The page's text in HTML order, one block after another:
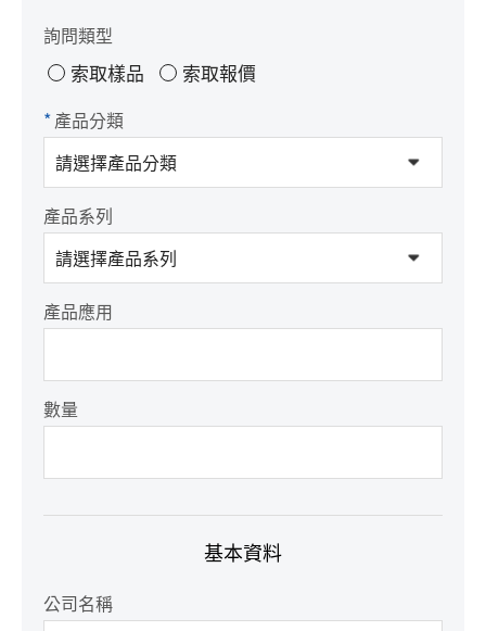
詢問類型
索取樣品 索取報價
*產品分類
產品系列
產品應用
數量
基本資料
公司名稱